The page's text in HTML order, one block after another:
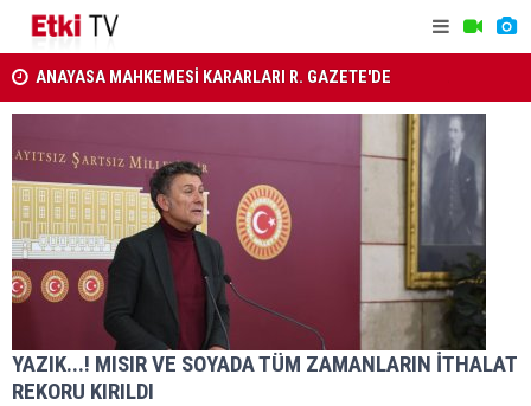
ANAYASA MAHKEMESİ KARARLARI R. GAZETE'DE
Ahbap Derneği'nin yönetimine kayyum atandı Savunma
YAZIK...! MISIR VE SOYADA TÜM ZAMANLARIN İTHALAT
REKORU KIRILDI